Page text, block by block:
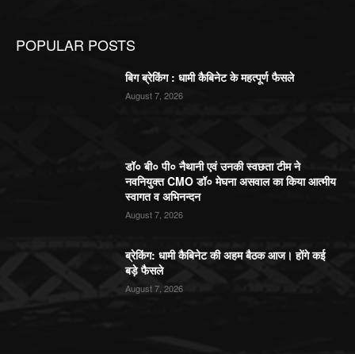
POPULAR POSTS
बिग ब्रेकिंग : धामी कैबिनेट के महत्पूर्ण फैसले
August 7, 2026
डॉ० बी० पी० नैथानी एवं उनकी स्वछता टीम ने
नवनियुक्त CMO डॉ० मेघना असवाल का किया आत्मीय
स्वागत व अभिनन्दन
August 7, 2026
ब्रेकिंग: धामी कैबिनेट की अहम बैठक आज। होंगे कई
बड़े फैसले
August 7, 2026